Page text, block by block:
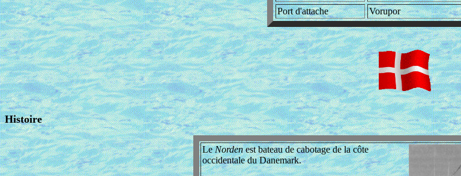
Port d'attache
Vorupor
Histoire
LeNordenest bateau de cabotage de la côte
occidentale du Danemark.